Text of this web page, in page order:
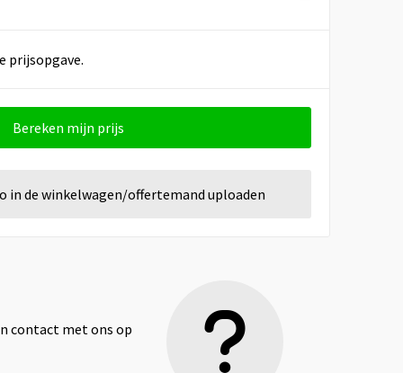
prijsopgave.
Bereken mijn prijs
in de winkelwagen/offertemand uploaden
contact met ons op